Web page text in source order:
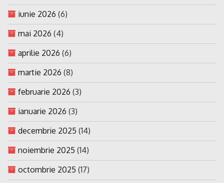
iunie 2026 (6)
mai 2026 (4)
aprilie 2026 (6)
martie 2026 (8)
februarie 2026 (3)
ianuarie 2026 (3)
decembrie 2025 (14)
noiembrie 2025 (14)
octombrie 2025 (17)